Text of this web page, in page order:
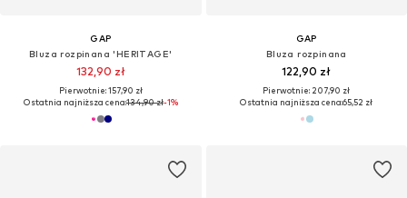
GAP
Bluza rozpinana 'HERITAGE'
132,90 zł
Pierwotnie: 157,90 zł
Ostatnia najniższa cena:134,90 zł-1%
GAP
Bluza rozpinana
122,90 zł
Pierwotnie: 207,90 zł
Ostatnia najniższa cena:65,52 zł